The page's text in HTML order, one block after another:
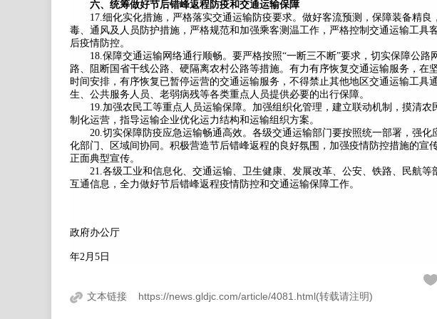
六、统筹做好节后错峰返程防疫和交通运输保障
17.细化实化措施，严格落实交通运输防疫要求。做好客流预测，保障装备精良
毒、通风及人员防护措施，严格规范和加强乘客测温工作，严格控制交通运输工具
后疫情防控。
18.保障交通运输网络通行顺畅。要严格按照“一断三不断”要求，切实保障公路
路、阻断国省干线公路、硬隔离农村公路等措施。有力有序恢复交通运输服务，在
时间安排，有序恢复已暂停运营的交通运输服务，不得禁止其他地区交通运输工具
生、公共服务人员、老弱病残等各类重点人员提供必要的出行保障。
19.加强农民工等重点人员运输保障。加强组织化管理，建立联动机制，摸清农
制化运营，指导运输企业优化运力结构和运输组织方案。
20.切实保障防疫应急运输畅通高效。各级交通运输部门要按照统一部署，强化
化部门、区域间协同。积极营造节后错峰返程的良好氛围，加强疫情防控措施的宣
正面典型宣传。
21.各级工业和信息化、交通运输、卫生健康、发展改革、公安、铁路、民航等
互通信息，全力做好节后错峰返程疫情防控和交通运输保障工作。
吉林省
政府办公厅
年2月5日
文本链接
https://news.gldjc.com/article/4081.html(转载请注明)